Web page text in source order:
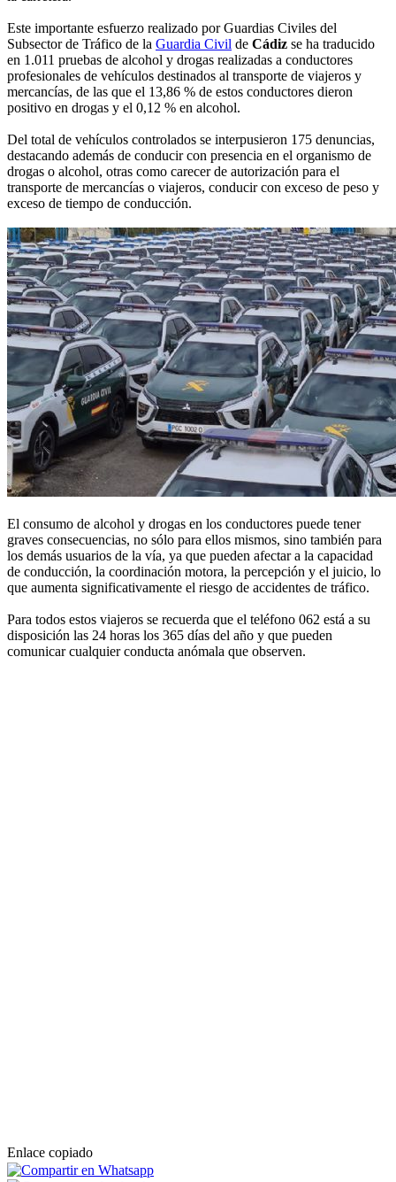
Este importante esfuerzo realizado por Guardias Civiles del
Subsector de Tráfico de la Guardia Civil de Cádiz se ha traducido
en 1.011 pruebas de alcohol y drogas realizadas a conductores
profesionales de vehículos destinados al transporte de viajeros y
mercancías, de las que el 13,86 % de estos conductores dieron
positivo en drogas y el 0,12 % en alcohol.
Del total de vehículos controlados se interpusieron 175 denuncias,
destacando además de conducir con presencia en el organismo de
drogas o alcohol, otras como carecer de autorización para el
transporte de mercancías o viajeros, conducir con exceso de peso y
exceso de tiempo de conducción.
El consumo de alcohol y drogas en los conductores puede tener
graves consecuencias, no sólo para ellos mismos, sino también para
los demás usuarios de la vía, ya que pueden afectar a la capacidad
de conducción, la coordinación motora, la percepción y el juicio, lo
que aumenta significativamente el riesgo de accidentes de tráfico.
Para todos estos viajeros se recuerda que el teléfono 062 está a su
disposición las 24 horas los 365 días del año y que pueden
comunicar cualquier conducta anómala que observen.
Enlace copiado